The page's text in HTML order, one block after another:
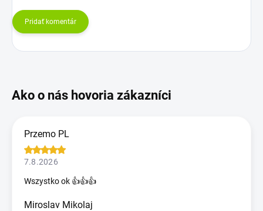
Pridať komentár
Przemo PL
7.8.2026
Wszystko ok 👍👍👍
Miroslav Mikolaj